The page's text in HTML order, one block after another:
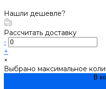
Нашли дешевле?
Рассчитать доставку
-
+
×
Выбрано максимальное
В